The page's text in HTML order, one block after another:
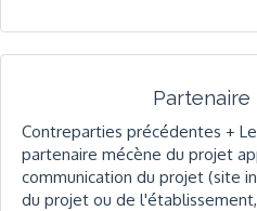
Contreparties précédentes +
partenaire mécène du projet
communication du projet (site
du projet ou de